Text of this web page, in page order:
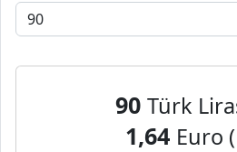
90 Türk
1,64 Euro